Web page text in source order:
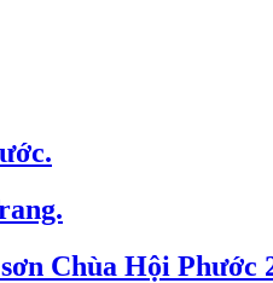
Chùa Hội Phước